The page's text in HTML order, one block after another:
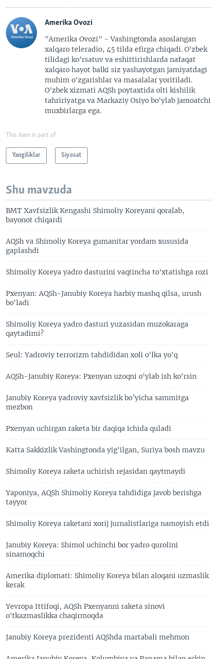
Amerika Ovozi
"Amerika Ovozi" - Vashingtonda asoslangan
xalqaro teleradio, 45 tilda efirga chiqadi. O'zbek
tilidagi ko'rsatuv va eshittirishlarda nafaqat
xalqaro hayot balki siz yashayotgan jamiyatdagi
muhim o'zgarishlar va masalalar yoritiladi.
O'zbek xizmati AQSh poytaxtida olti kishilik
tahririyatga va Markaziy Osiyo bo'ylab jamoatchi
muxbirlarga ega.
This item is part of
Yangiliklar Siyosat
Shu mavzuda
BMT Xavfsizlik Kengashi Shimoliy Koreyani qoralab,
bayonot chiqardi
AQSh va Shimoliy Koreya gumanitar yordam xususida
gaplashdi
Shimoliy Koreya yadro dasturini vaqtincha to'xtatishga rozi
Pxenyan: AQSh-Janubiy Koreya harbiy mashq qilsa, urush
bo'ladi
Shimoliy Koreya yadro dasturi yuzasidan muzokaraga
qaytadimi?
Seul: Yadroviy terrorizm tahdididan xoli o'lka yo'q
AQSh-Janubiy Koreya: Pxenyan uzoqni o'ylab ish ko'rsin
Janubiy Koreya yadroviy xavfsizlik bo’yicha sammitga
mezbon
Pxenyan uchirgan raketa bir daqiqa ichida quladi
Katta Sakkizlik Vashingtonda yig'ilgan, Suriya bosh mavzu
Shimoliy Koreya raketa uchirish rejasidan qaytmaydi
Yaponiya, AQSh Shimoliy Koreya tahdidiga javob berishga
tayyor
Shimoliy Koreya raketani xorij jurnalistlariga namoyish etdi
Janubiy Koreya: Shimol uchinchi bor yadro qurolini
sinamoqchi
Amerika diplomati: Shimoliy Koreya bilan aloqani uzmaslik
kerak
Yevropa Ittifoqi, AQSh Pxenyanni raketa sinovi
o'tkazmaslikka chaqirmoqda
Janubiy Koreya prezidenti AQShda martabali mehmon